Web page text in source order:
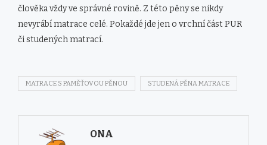
člověka vždy ve správné rovině. Z této pěny se nikdy
nevyrábí matrace celé. Pokaždé jde jen o vrchní část PUR
či studených matrací.
MATRACE S PAMĚŤOVOU PĚNOU STUDENÁ PĚNA MATRACE
ONA